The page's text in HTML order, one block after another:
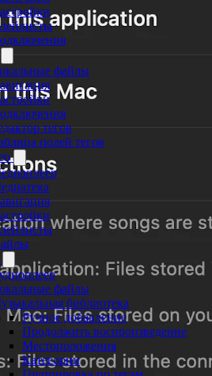
файлы
тегов
полей тегов
файлы
библиотека
Ручное добавление
Продолжить воспроизведение
Местоположения
Категории